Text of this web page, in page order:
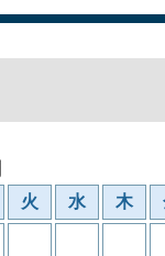
火 水 木